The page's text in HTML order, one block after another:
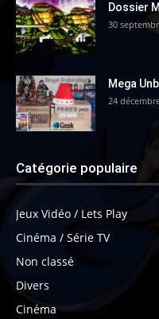
Dossier
30
Mega
24
Catégorie populaire
Jeux Vidéo / Lets Play
Cinéma / Série TV
Non classé
Divers
Cinéma